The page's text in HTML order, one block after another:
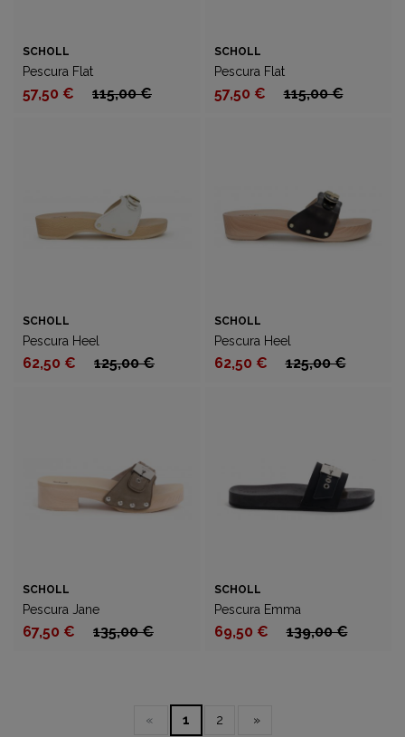
SCHOLL
Pescura Flat
57,50 € 115,00 €
SCHOLL
Pescura Flat
57,50 € 115,00 €
SCHOLL
Pescura Heel
62,50 € 125,00 €
SCHOLL
Pescura Heel
62,50 € 125,00 €
SCHOLL
Pescura Jane
67,50 € 135,00 €
SCHOLL
Pescura Emma
69,50 € 139,00 €
« 1 2 »